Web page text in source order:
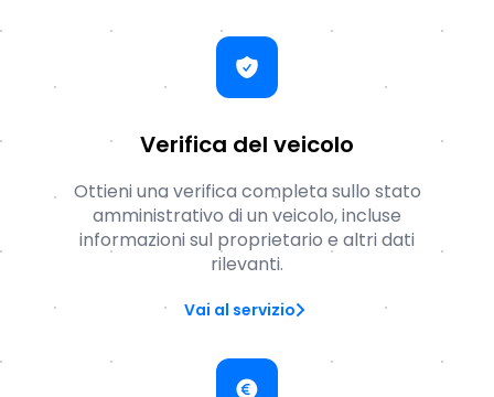
Verifica del veicolo
Ottieni una verifica completa sullo stato
amministrativo di un veicolo, incluse
informazioni sul proprietario e altri dati
rilevanti.
Vai al servizio